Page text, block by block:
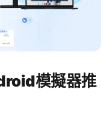
模擬器推